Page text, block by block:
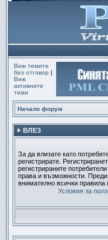
Виж темите
без отговор |
Виж
активните
теми
Начало форум
ВЛЕЗ
За да влизате като
регистрирате.
регистрираните
права и възможности. Преди
внимателно всички правила
Условия за